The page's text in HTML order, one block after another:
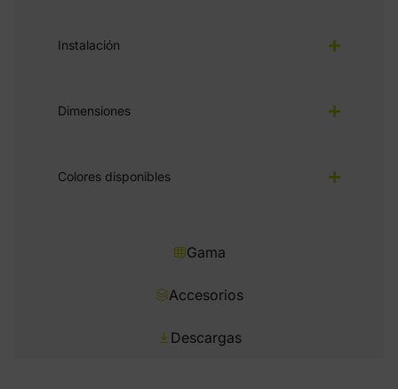
Gama
Accesorios
Descargas
Instalación
Dimensiones
Colores disponibles